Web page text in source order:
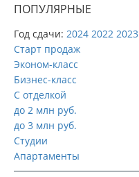
ПОПУЛЯРНЫЕ
Год сдачи: 2024 2022 2023
Старт продаж
Эконом-класс
Бизнес-класс
С отделкой
до 2 млн руб.
до 3 млн руб.
Студии
Апартаменты